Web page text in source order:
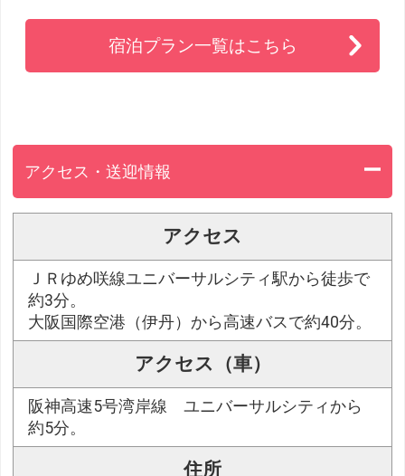
宿泊プラン一覧はこちら
アクセス・送迎情報
アクセス
ＪＲゆめ咲線ユニバーサルシティ駅から徒歩で
約3分。
大阪国際空港（伊丹）から高速バスで約40分。
アクセス（車）
阪神高速5号湾岸線 ユニバーサルシティから
約5分。
住所